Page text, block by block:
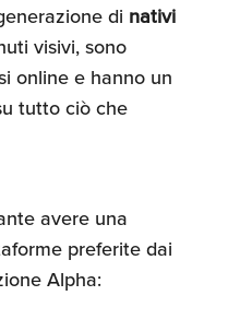
di nativi
visivi, sono
online e hanno un
tutto ciò che
avere una
preferite dai
Alpha: